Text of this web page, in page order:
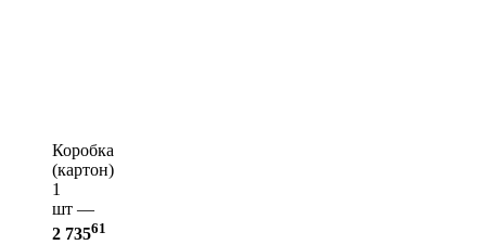
Коробка
(картон)
1
шт —
2 73561